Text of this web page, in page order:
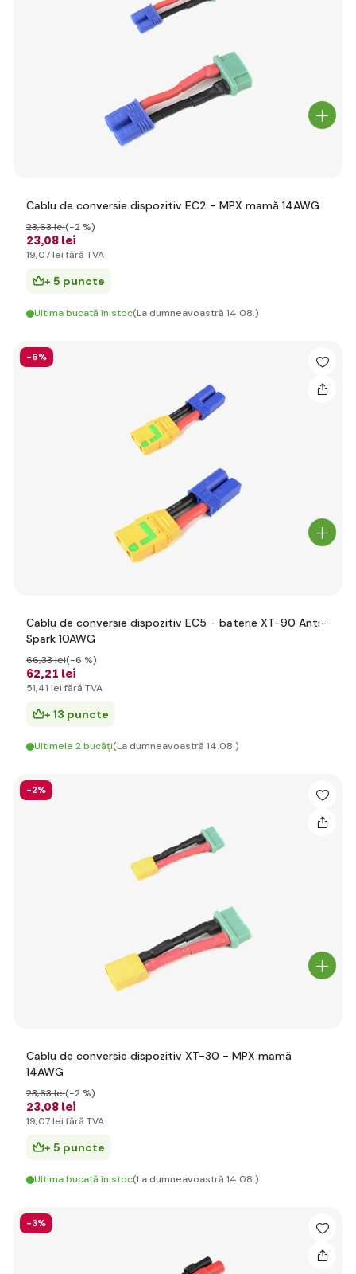
Cablu de conversie dispozitiv EC2 - MPX mamă 14AWG
23,08 lei
23,63 lei(-2 %)
19,07 lei fără TVA
+ 5 puncte
Ultima bucată în stoc(La dumneavoastră 14.08.)
-6%
Cablu de conversie dispozitiv EC5 - baterie XT-90 Anti-
Spark 10AWG
62,21 lei
66,33 lei(-6 %)
51,41 lei fără TVA
+ 13 puncte
Ultimele 2 bucăți(La dumneavoastră 14.08.)
-2%
Cablu de conversie dispozitiv XT-30 - MPX mamă
14AWG
23,08 lei
23,63 lei(-2 %)
19,07 lei fără TVA
+ 5 puncte
Ultima bucată în stoc(La dumneavoastră 14.08.)
-3%